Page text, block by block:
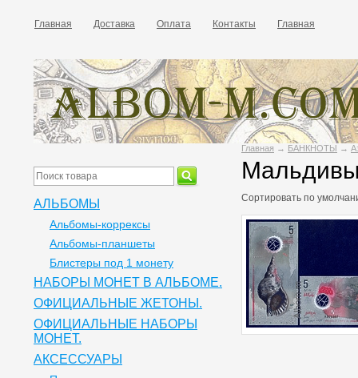
Главная Доставка Оплата Контакты Главная
Главная → БАНКНОТЫ →
Сортировать по
АЛЬБОМЫ
Альбомы-коррексы
Альбомы-планшеты
Блистеры под 1 монету
НАБОРЫ МОНЕТ В АЛЬБОМЕ.
ОФИЦИАЛЬНЫЕ ЖЕТОНЫ.
ОФИЦИАЛЬНЫЕ НАБОРЫ
МОНЕТ.
АКСЕССУАРЫ